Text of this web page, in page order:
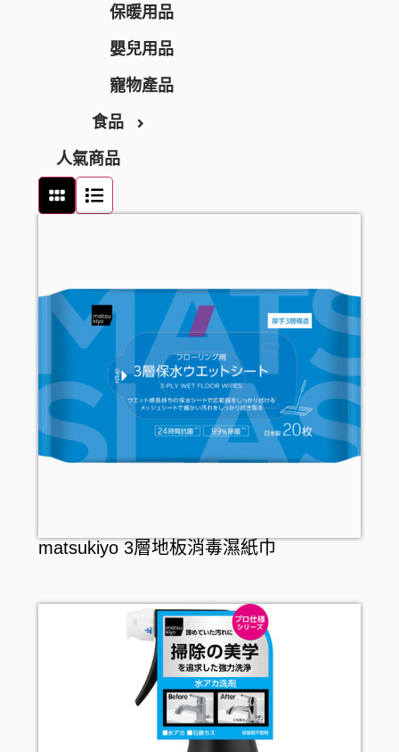
INJESK
SKIO
防疫口罩
隱形眼鏡護理
消毒清潔
身體護理
沐浴產品
潤膚產品
止汗香體
手部護理
足部護理
頭髮護理
頭髮造型
牙膏
牙線
漱口水
假牙護理
男士剃鬚用品
貼身衣物
保暖用品
嬰兒用品
寵物產品
食品
零食及甜點
人氣商品
matsukiyo 3層地板消毒濕紙巾